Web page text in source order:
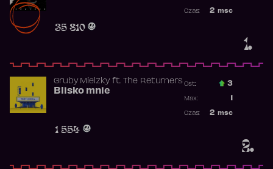
1.
35 810
2 msc
Czas:
2.
Gruby Mielzkyft. The Returners
Blisko mnie
1 554
Ost.: 3
Max:
2 msc
Czas: